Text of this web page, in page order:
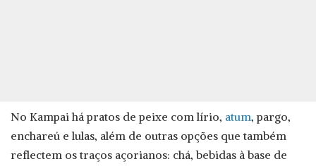
No Kampai há pratos de peixe com lírio, atum, pargo,
enchareú e lulas, além de outras opções que também
reflectem os traços açorianos: chá, bebidas à base de